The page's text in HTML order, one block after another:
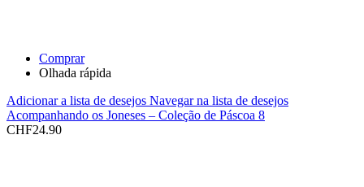
Comprar
Olhada rápida
Adicionar a lista de desejos Navegar na lista de desejos
Acompanhando os Joneses – Coleção de Páscoa 8
CHF24.90